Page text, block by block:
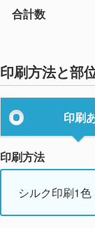
合計数
印刷方法と部
印刷
印刷方法
シルク印刷1色